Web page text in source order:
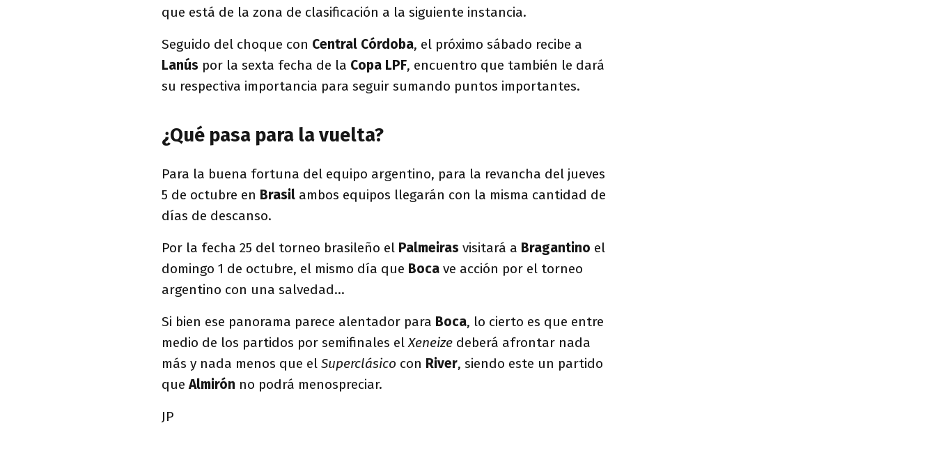
que está de la zona de clasificación a la siguiente instancia.
Seguido del choque con Central Córdoba, el próximo sábado recibe a
Lanús por la sexta fecha de la Copa LPF, encuentro que también le dará
su respectiva importancia para seguir sumando puntos importantes.
¿Qué pasa para la vuelta?
Para la buena fortuna del equipo argentino, para la revancha del jueves
5 de octubre en Brasil ambos equipos llegarán con la misma cantidad de
días de descanso.
Por la fecha 25 del torneo brasileño el Palmeiras visitará a Bragantino el
domingo 1 de octubre, el mismo día que Boca ve acción por el torneo
argentino con una salvedad…
Si bien ese panorama parece alentador para Boca, lo cierto es que entre
medio de los partidos por semifinales elXeneize deberá afrontar nada
más y nada menos que el Superclásico con River, siendo este un partido
queAlmirón no podrá menospreciar.
JP